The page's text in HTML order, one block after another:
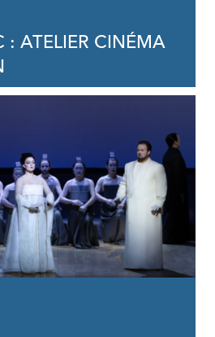
: ATELIER CINÉMA